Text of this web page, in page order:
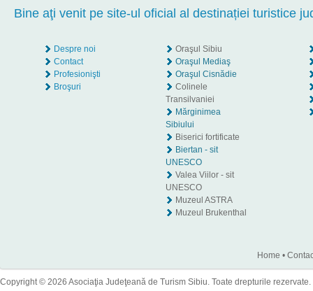
Bine aţi venit pe site-ul oficial al destinației turistice
Despre noi
Contact
Profesionişti
Broşuri
Oraşul Sibiu
Oraşul Mediaş
Oraşul Cisnădie
Colinele
Transilvaniei
Mărginimea
Sibiului
Biserici fortificate
Biertan - sit
UNESCO
Valea Viilor - sit
UNESCO
Muzeul ASTRA
Muzeul Brukenthal
Home •
Copyright © 2026 Asociaţia Judeţeană de Turism Sibiu. Toate drepturile rezervate.